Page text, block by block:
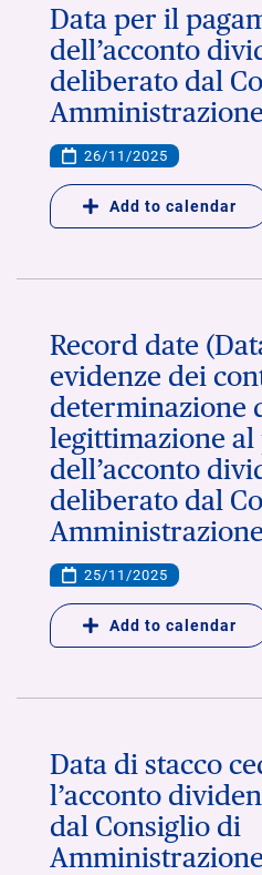
Data per il
dell’acconto
deliberato dal
26/11/2025
Add to calendar
Record date
evidenze dei
determinazione
legittimazione al
dell’acconto
deliberato dal
25/11/2025
Add to calendar
Data di stacco
l’acconto
dal Consiglio di